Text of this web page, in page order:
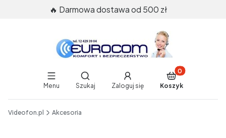
🔥 Darmowa dostawa od 500 zł
Menu
Otwórz wyszukiwarkę
Szukaj Zaloguj się
Produkty w
Koszyk
Videofon.pl Akcesoria